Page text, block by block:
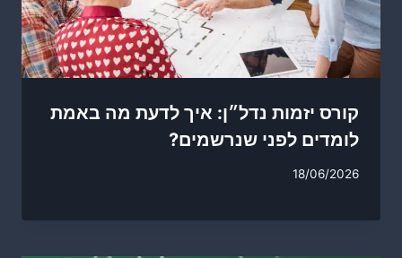
קורס יזמות נדל״ן: איך לדעת מה באמת
לומדים לפני שנרשמים?
18/06/2026